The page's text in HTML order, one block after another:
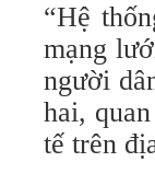
“Hệ
mạng
người
hai,
tế trên